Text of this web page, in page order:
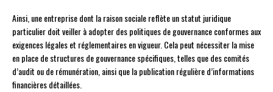
Ainsi, une entreprise dont la raison sociale reflète un statut juridique
particulier doit veiller à adopter des politiques de gouvernance conformes aux
exigences légales et réglementaires en vigueur. Cela peut nécessiter la mise
en place de structures de gouvernance spécifiques, telles que des comités
d’audit ou de rémunération, ainsi que la publication régulière d’informations
financières détaillées.